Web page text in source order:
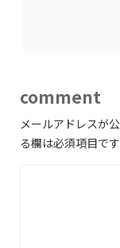
comment
メールアドレスが
る欄は必須項目です